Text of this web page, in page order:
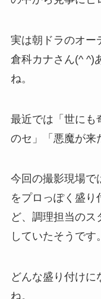
実は朝ドラのオー
倉科カナさん(^ ^)
ね。
最近では「世にも
のセ」「悪魔が来
今回の撮影現場で
をプロっぽく盛り
ど、調理担当の
していたそうです。
どんな盛り付け
ね。